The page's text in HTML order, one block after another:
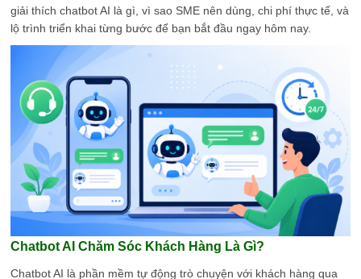
giải thích chatbot AI là gì, vì sao SME nên dùng, chi phí thực tế, và
lộ trình triển khai từng bước để bạn bắt đầu ngay hôm nay.
Chatbot AI Chăm Sóc Khách Hàng Là Gì?
Chatbot AI là phần mềm tự động trò chuyện với khách hàng qua